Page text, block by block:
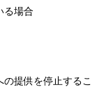
る場合
提供を停止するこ